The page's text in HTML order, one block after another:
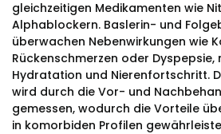
gleichzeitigen Medikamenten wie
Alphablockern. Baslerin- und
überwachen Nebenwirkungen wie
Rückenschmerzen oder
Hydratation und Nierenfortschritt.
wird durch die Vor- und
gemessen, wodurch die Vorteile
in komorbiden Profilen